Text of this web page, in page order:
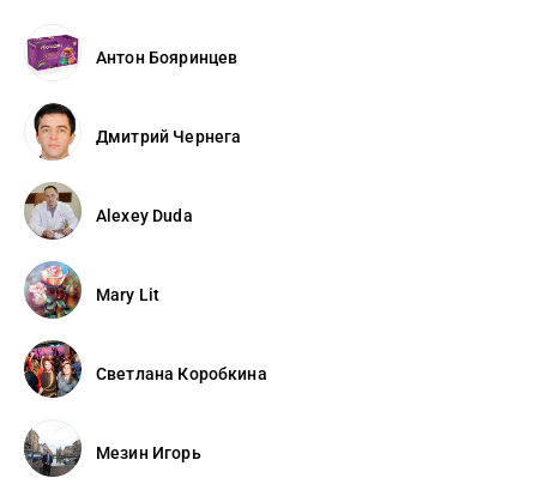
Антон Бояринцев
Дмитрий Чернега
Alexey Duda
Mary Lit
Светлана Коробкина
Мезин Игорь